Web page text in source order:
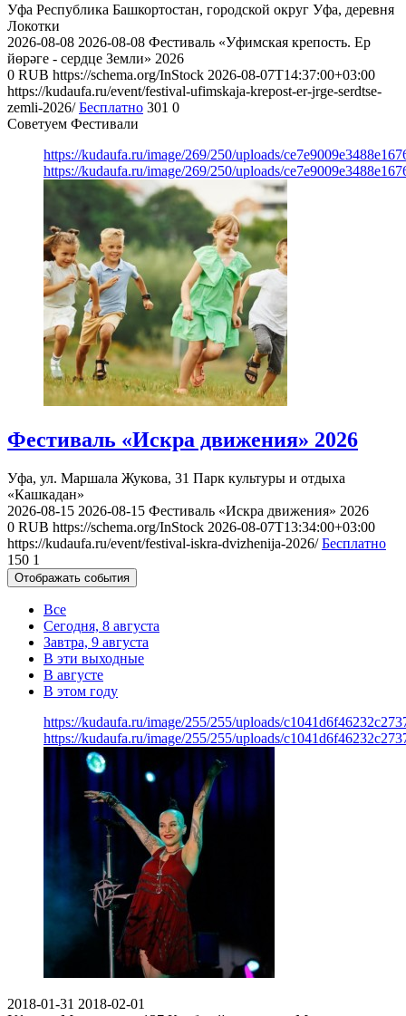
Уфа Республика Башкортостан, городской округ Уфа, деревня
Локотки
2026-08-08 2026-08-08 Фестиваль «Уфимская крепость. Ер
йөрәге - сердце Земли» 2026
0 RUB https://schema.org/InStock 2026-08-07T14:37:00+03:00
https://kudaufa.ru/event/festival-ufimskaja-krepost-er-jrge-serdtse-
zemli-2026/ Бесплатно 301 0
Советуем Фестивали
https://kudaufa.ru/image/269/250/uploads/
https://kudaufa.ru/image/269/250/uploads/
Фестиваль «Искра движения» 2026
Уфа, ул. Маршала Жукова, 31 Парк культуры и отдыха
«Кашкадан»
2026-08-15 2026-08-15 Фестиваль «Искра движения» 2026
0 RUB https://schema.org/InStock 2026-08-07T13:34:00+03:00
https://kudaufa.ru/event/festival-iskra-dvizhenija-2026/ Бесплатно
150 1
Отображать события
Все
Сегодня, 8 августа
Завтра, 9 августа
В эти выходные
В августе
В этом году
https://kudaufa.ru/image/255/255/uploads/
https://kudaufa.ru/image/255/255/uploads/
2018-01-31 2018-02-01